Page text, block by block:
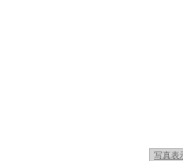
写真表